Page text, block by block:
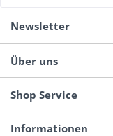
Newsletter
Über uns
Shop Service
Informationen